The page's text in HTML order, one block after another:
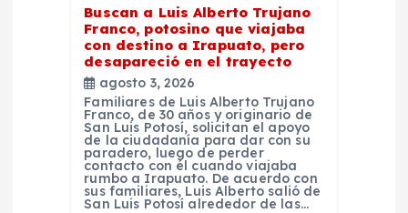
Buscan a Luis Alberto Trujano
Franco, potosino que viajaba
con destino a Irapuato, pero
desapareció en el trayecto
agosto 3, 2026
Familiares de Luis Alberto Trujano
Franco, de 30 años y originario de
San Luis Potosí, solicitan el apoyo
de la ciudadanía para dar con su
paradero, luego de perder
contacto con él cuando viajaba
rumbo a Irapuato. De acuerdo con
sus familiares, Luis Alberto salió de
San Luis Potosí alrededor de las…